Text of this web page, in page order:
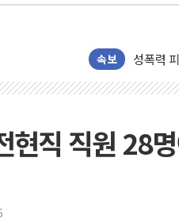
속보
우크라,
"5.18은
[내일날
제천 바
현직 직원 28